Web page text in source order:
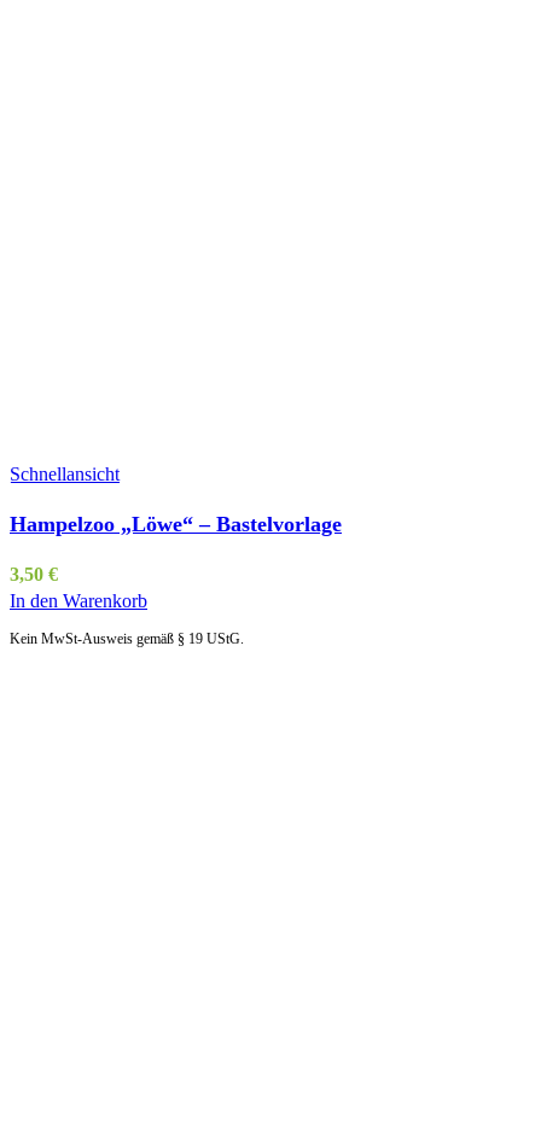
Schnellansicht
Hampelzoo „Löwe“ – Bastelvorlage
3,50 €
In den Warenkorb
Kein MwSt-Ausweis gemäß § 19 UStG.